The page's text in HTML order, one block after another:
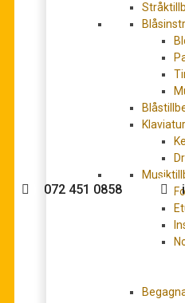
Klaviatur
Bach, Johann
Fughetten/Little
LÄGG TILL
Behöver du
072 451 0858